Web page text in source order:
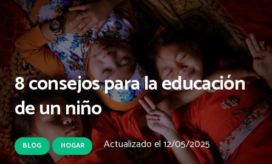
8 consejos para la educación
de un niño
BLOG HOGAR Actualizado el12/05/2025